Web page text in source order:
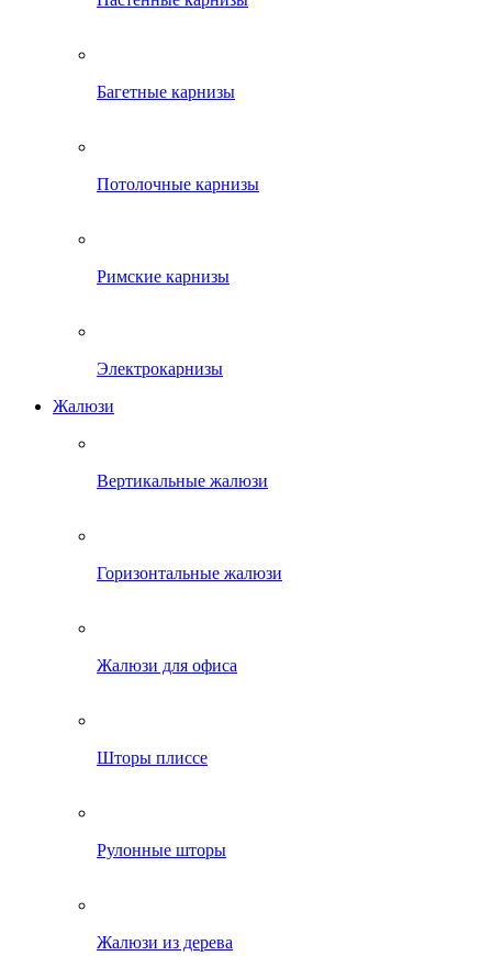
Багетные карнизы
Потолочные карнизы
Римские карнизы
Электрокарнизы
Жалюзи
Вертикальные жалюзи
Горизонтальные жалюзи
Жалюзи для офиса
Шторы плиссе
Рулонные шторы
Жалюзи из дерева